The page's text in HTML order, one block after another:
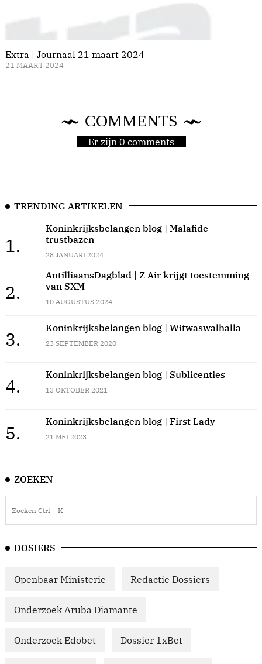
Extra | Journaal 21 maart 2024
21 MAART 2024
COMMENTS
Er zijn 0 comments
TRENDING ARTIKELEN
1.
Koninkrijksbelangen blog | Malafide
trustbazen
28 JANUARI 2024
2.
AntilliaansDagblad | Z Air krijgt toestemming
van SXM
10 AUGUSTUS 2024
3.
Koninkrijksbelangen blog | Witwaswalhalla
23 SEPTEMBER 2020
4.
Koninkrijksbelangen blog | Sublicenties
13 OKTOBER 2021
5.
Koninkrijksbelangen blog | First Lady
21 MEI 2023
ZOEKEN
DOSIERS
Openbaar Ministerie Redactie Dossiers
Onderzoek Aruba Diamante
Onderzoek Edobet Dossier 1xBet